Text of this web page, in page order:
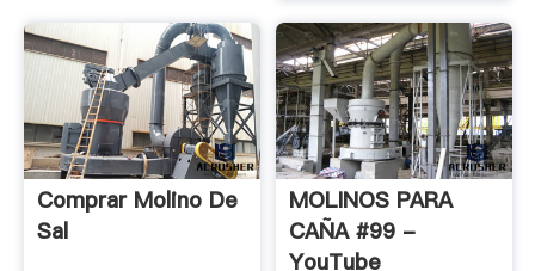
Comprar Molino De
Sal
MOLINOS PARA
CAÑA #99 -
YouTube